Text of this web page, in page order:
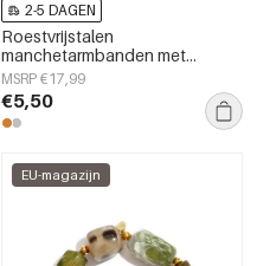
2-5 DAGEN
Roestvrijstalen
manchetarmbanden met
onregelmatige vorm,
eenvoudige, alledaagse serie,
damessieraden
MSRP €17,99
€5,50
EU-magazijn